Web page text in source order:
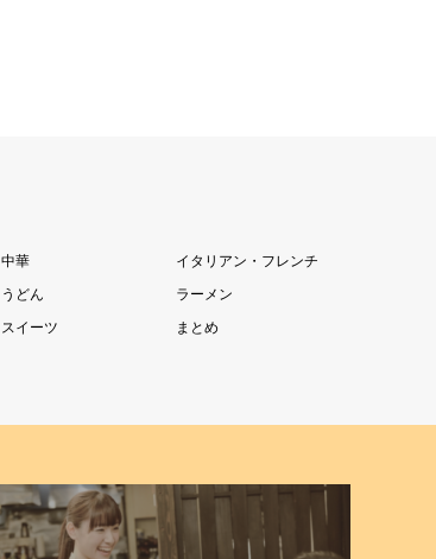
中華
イタリアン・フレンチ
うどん
ラーメン
スイーツ まとめ